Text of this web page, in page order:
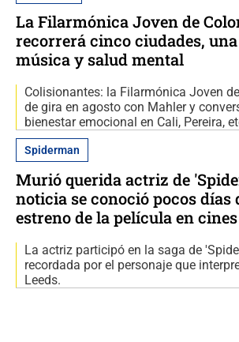
La Filarmónica Joven de
recorrerá cinco ciudades,
música y salud mental
Colisionantes: la Filarmónica Joven
de gira en agosto con Mahler y
bienestar emocional en Cali, Pereira,
Spiderman
Murió querida actriz de
noticia se conoció pocos días
estreno de la película en cines
La actriz participó en la saga de
recordada por el personaje que
Leeds.